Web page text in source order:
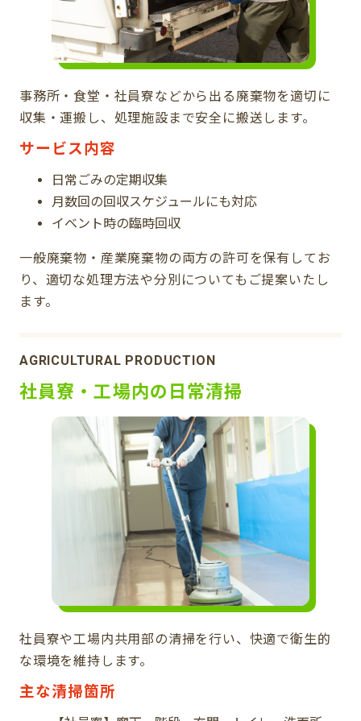
事務所・食堂・社員寮などから出る廃棄物を適切に
収集・運搬し、処理施設まで安全に搬送します。
サービス内容
日常ごみの定期収集
月数回の回収スケジュールにも対応
イベント時の臨時回収
一般廃棄物・産業廃棄物の両方の許可を保有してお
り、適切な処理方法や分別についてもご提案いたし
ます。
AGRICULTURAL PRODUCTION
社員寮・工場内の日常清掃
社員寮や工場内共用部の清掃を行い、快適で衛生的
な環境を維持します。
主な清掃箇所